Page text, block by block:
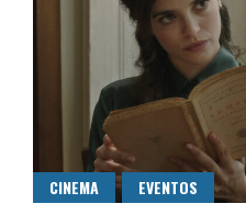
CINEMA EVENTOS